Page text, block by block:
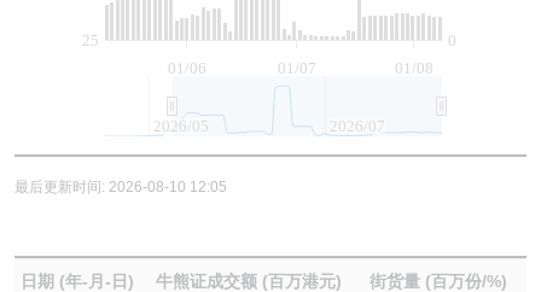
01/06 01/07 01/08
0
25
2026/05 2026/07
最后更新时间: 2026-08-10 12:05
日期 (年-月-日) 牛熊证成交额 (百万港元) 街货量 (百万份/%)